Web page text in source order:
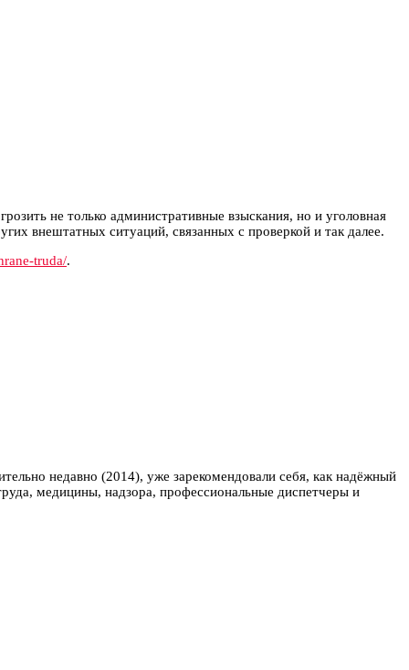
не только административные взыскания, но и уголовная
внештатных ситуаций, связанных с проверкой и так далее.
truda/.
недавно (2014), уже зарекомендовали себя, как надёжный
медицины, надзора, профессиональные диспетчеры и